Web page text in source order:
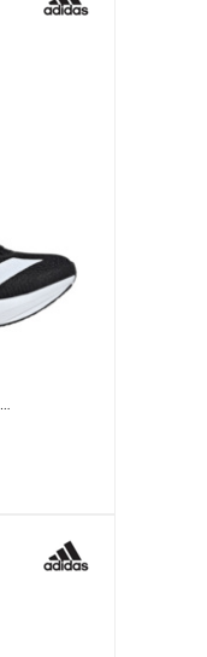
BUTY DAMSKIE ADIDAS DURAMO RC2 JS4435